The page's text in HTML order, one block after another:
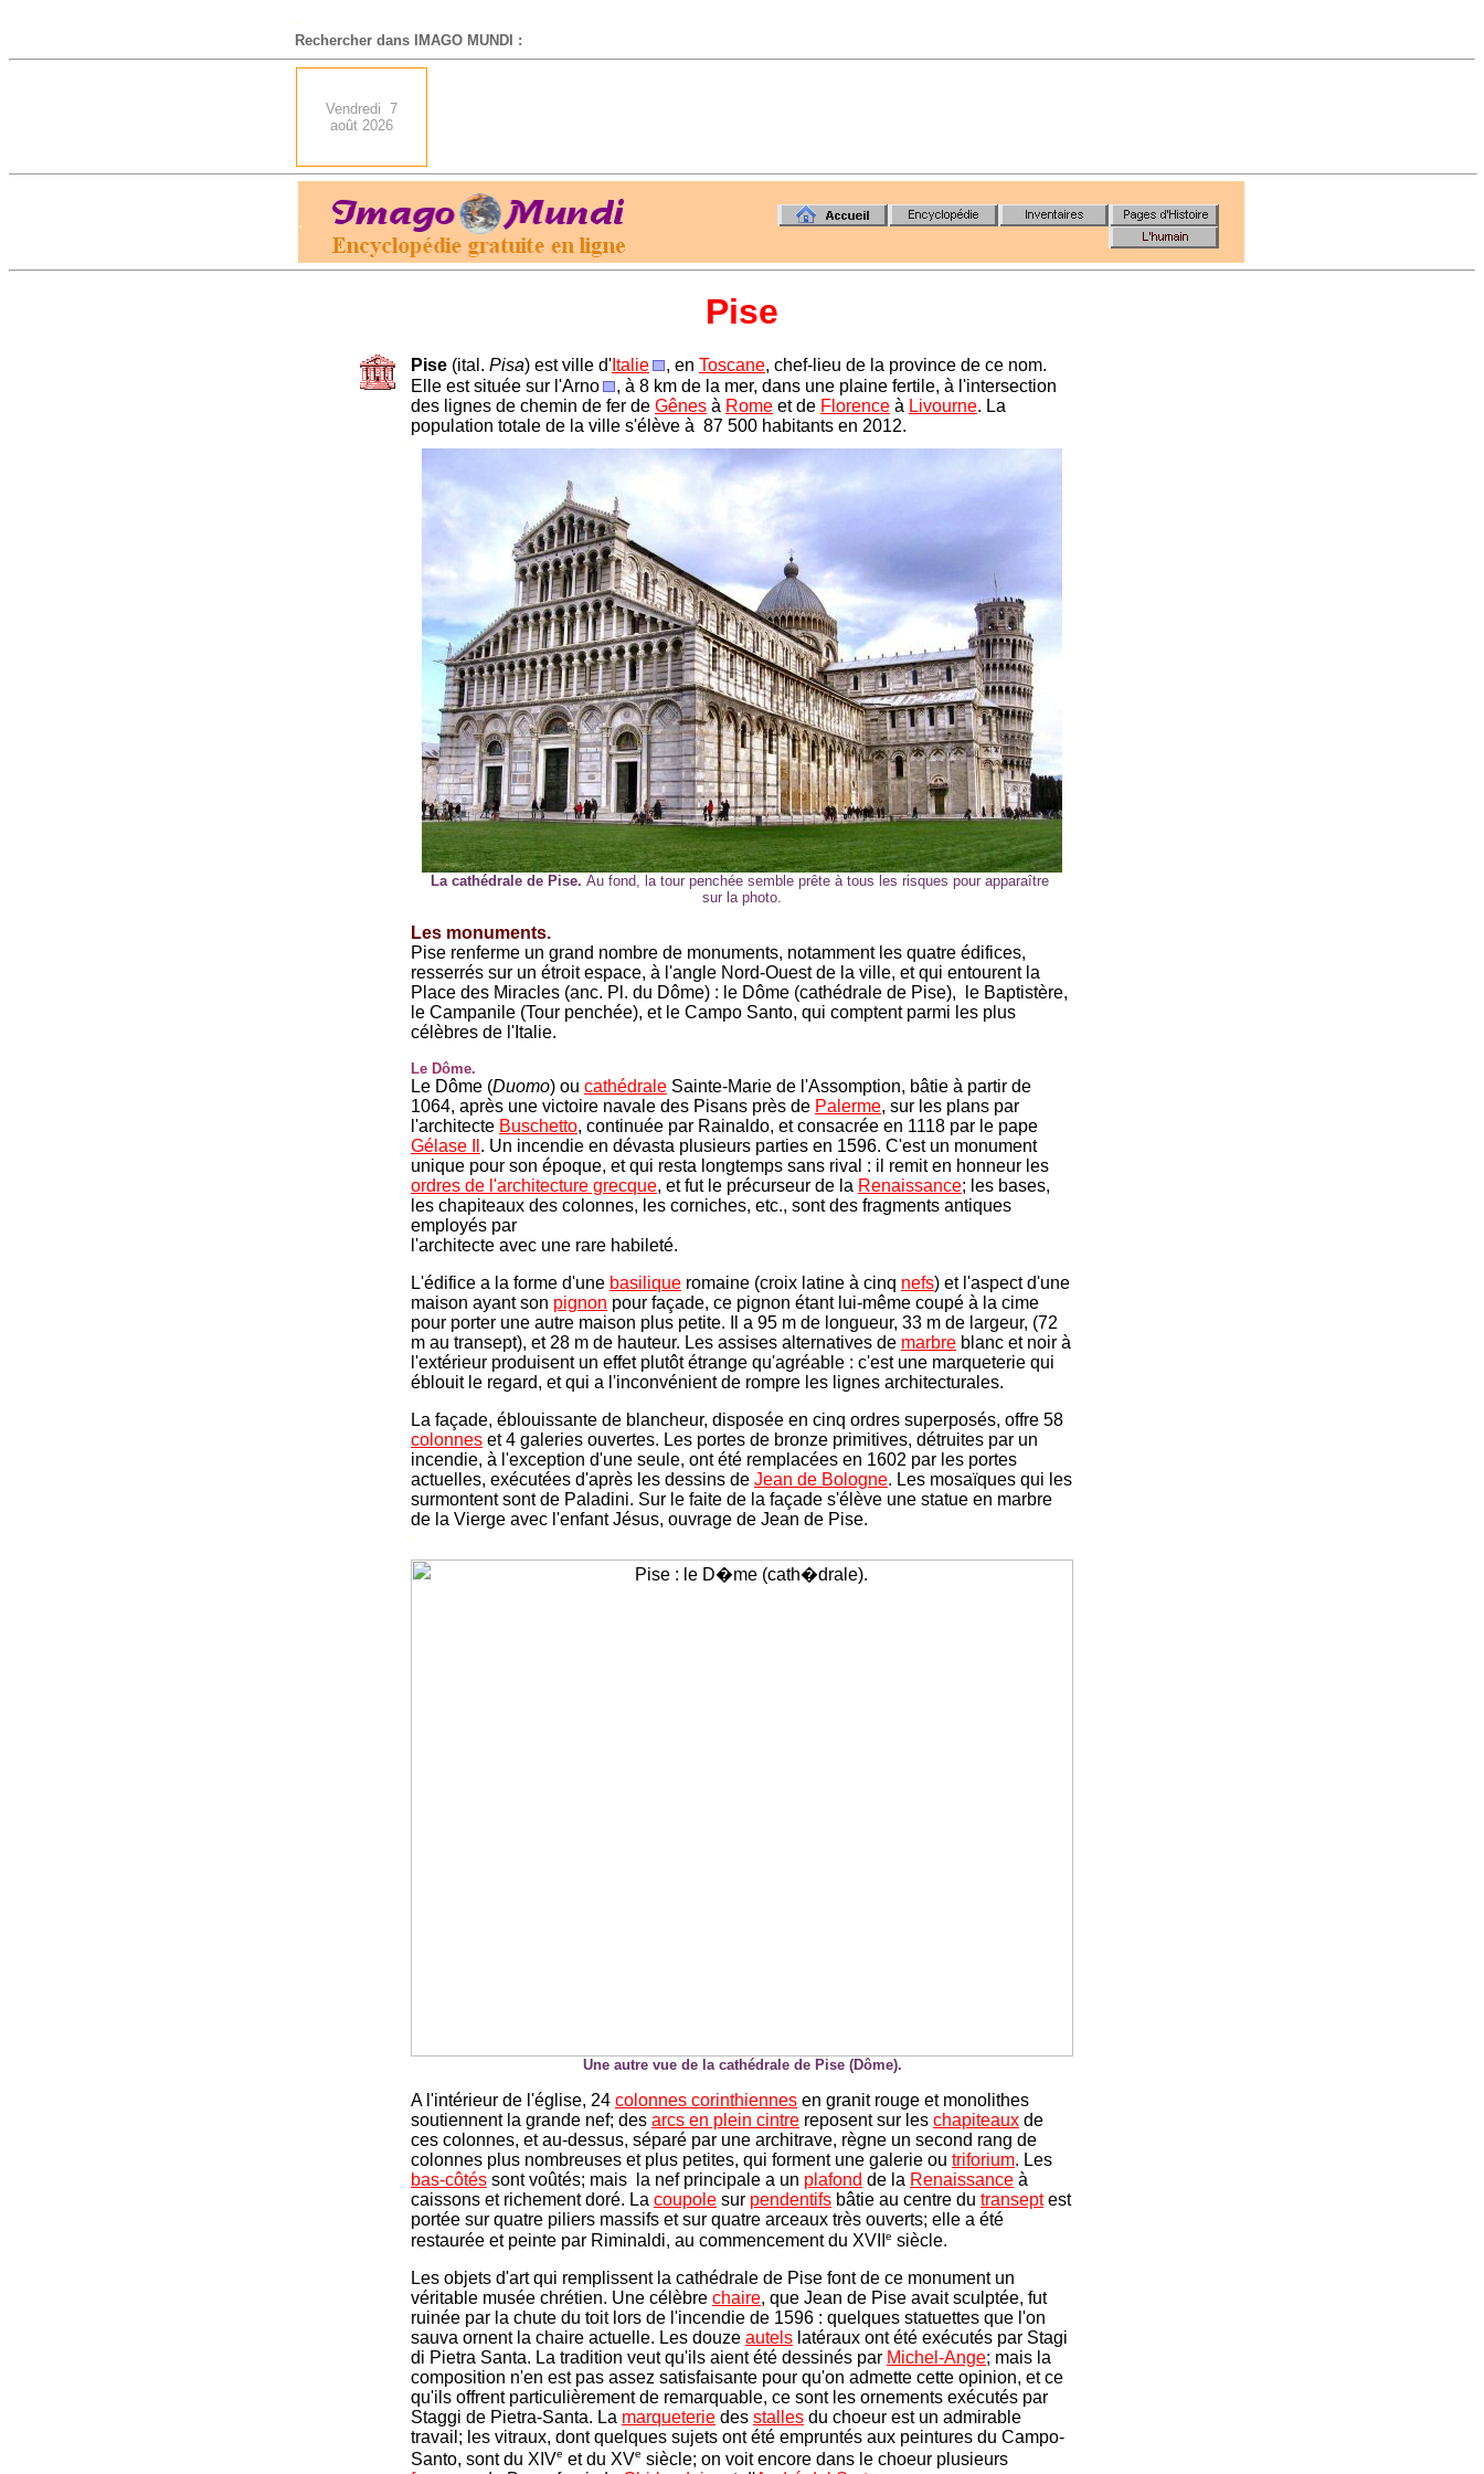
-
Rechercher dans IMAGO MUNDI :
Vendredi 7
août 2026
.
Pise
Pise (ital. Pisa) est ville d' Italie , en Toscane, chef-lieu de la province de ce nom.
Elle est située sur l'Arno
, à 8 km de la mer, dans une plaine fertile, à l'intersection
des lignes de chemin de fer de Gênes à Rome et de Florence à Livourne. La
population totale de la ville s'élève à 87 500 habitants en 2012.
-
La cathédrale de Pise. Au fond, la tour penchée semble prête à tous les risques pour apparaître
sur la photo.
Les monuments.
Pise renferme un grand nombre de monuments, notamment les quatre édifices,
resserrés sur un étroit espace, à l'angle Nord-Ouest de la ville, etqui entourent la
Place des Miracles (anc. Pl. du Dôme) : le Dôme (cathédrale de Pise), le Baptistère,
le Campanile (Tour penchée), et le Campo Santo, qui comptent parmi les plus
célèbres de l'Italie.
Le Dôme.
Le Dôme (Duomo) ou cathédrale Sainte-Marie de l'Assomption, bâtie à partir de
1064, après une victoire navale des Pisans près de Palerme, sur les plans par
l'architecte Buschetto, continuée par Rainaldo, et consacrée en 1118 par le pape
Gélase Il . Un incendie en dévasta plusieurs parties en 1596. C'est un monument
unique pour son époque, et qui resta longtemps sans rival : il remit en honneur les
ordres de l'architecture grecque, et fut le précurseur de la Renaissance; les bases,
les chapiteaux des colonnes, les corniches, etc., sont des fragments antiques
employés par
l'architecte avec une rare habileté.
L'édifice a la forme d'une basilique romaine (croix latine à cinq nefs) et l'aspect d'une
maison ayant son pignon pour façade, ce pignon étant lui-même coupé à la cime
pour porter une autre maison plus petite. Il a 95 m de longueur, 33 m de largeur, (72
m au transept), et 28 m de hauteur. Les assises alternatives de marbre blanc et noir à
l'extérieur produisent un effet plutôt étrange qu'agréable : c'est une marqueterie qui
éblouit le regard, et qui a l'inconvénient de rompre les lignes architecturales.
La façade, éblouissante de blancheur, disposée en cinq ordres superposés, offre 58
colonnes et 4 galeries ouvertes. Les portes de bronze primitives, détruites par un
incendie, à l'exception d'une seule, ont été remplacées en 1602 par les portes
actuelles, exécutées d'après les dessins de Jean de Bologne. Les mosaïques qui les
surmontent sont de Paladini. Sur le faite de la façade s'élève une statue en marbre
de la Vierge avec l'enfant Jésus, ouvrage de Jean de Pise.
-
Une autre vue de la cathédrale de Pise (Dôme).
A l'intérieur de l'église, 24 colonnes corinthiennes en granit rouge et monolithes
soutiennent la grande nef; des arcs en plein cintre reposent sur les chapiteaux de
ces colonnes, et au-dessus, séparé par une architrave, règne un second rang de
colonnes plus nombreuses et plus petites, qui forment une galerie ou triforium. Les
bas-côtés sont voûtés; mais la nef principale a un plafond de la Renaissance à
caissons et richement doré. La coupole sur pendentifs bâtie au centre du transeptest
portée sur quatre piliers massifs et sur quatre arceaux très ouverts; elle a été
restaurée et peinte par Riminaldi, au commencement du XVII
e siècle.
Les objets d'art qui remplissent la cathédrale de Pise font de ce monument un
véritable musée chrétien. Une célèbre chaire, que Jean de Pise avait sculptée, fut
ruinée par la chute du toit lors de l'incendie de 1596 : quelques statuettes que l'on
sauva ornent la chaire actuelle. Les douze autels latéraux ont été exécutés par Stagi
di Pietra Santa. La tradition veut qu'ils aient été dessinés par Michel-Ange; mais la
composition n'en est pas assez satisfaisante pour qu'on admette cette opinion, et ce
qu'ils offrent particulièrement de remarquable, ce sont les ornements exécutés par
Staggi de Pietra-Santa. La marqueterie des stalles du choeur est un admirable
travail; les vitraux, dont quelques sujets ont été empruntés aux peintures du Campo-
Santo, sont du XIVe et du XVe siècle; on voit encore dans le choeur plusieurs